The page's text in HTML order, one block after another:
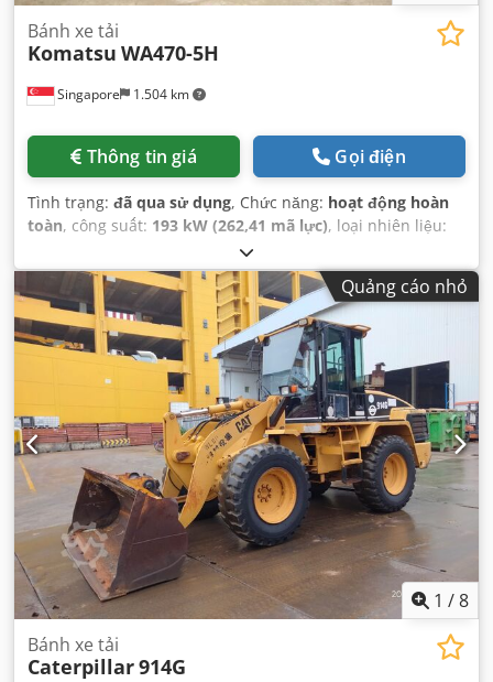
Singapore 1.504 km
Bánh xe tải
Komatsu WA470-5H
Thông tin giá Gọi điện
Tình trạng: đã qua sử dụng, Chức năng: hoạt động hoàn
toàn, công suất: 193 kW (262,41 mã lực), loại nhiên liệu:
, trọng lượng vận hành:
tình trạng lốp:70 phần trăm, Năm sản xuất:2002, số
máy/phương tiện:50561 Quảng cáo nhỏ
1 /8
Bánh xe tải
Caterpillar914G